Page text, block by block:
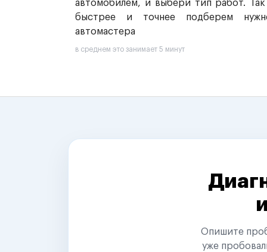
автомобилем, и выбери тип работ.
быстрее и точнее подберем
автомастера
в среднем это занимает 5 минут
Опишите
уже